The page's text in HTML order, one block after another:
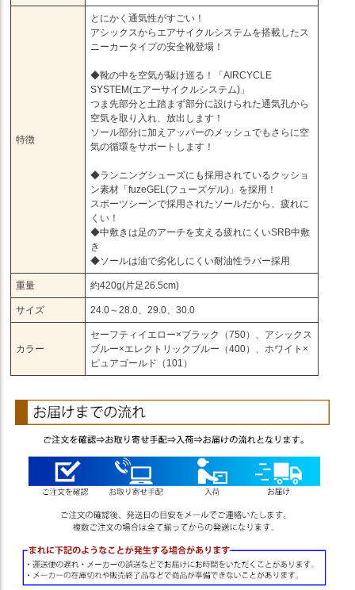
特徴
とにかく通気性がすごい！
アシックスからエアサイクルシステムを搭載したス
ニーカータイプの安全靴登場！
◆靴の中を空気が駆け巡る！「AIRCYCLE
SYSTEM(エアーサイクルシステム)」
つま先部分と土踏まず部分に設けられた通気孔から
空気を取り入れ、放出します！
ソール部分に加えアッパーのメッシュでもさらに空
気の循環をサポートします！
◆ランニングシューズにも採用されているクッショ
ン素材「fuzeGEL(フューズゲル)」を採用！
スポーツシーンで採用されたソールだから、疲れに
くい！
◆中敷きは足のアーチを支える疲れにくいSRB中敷
き
◆ソールは油で劣化しにくい耐油性ラバー採用
重量 約420g(片足26.5cm)
サイズ 24.0～28.0、29.0、30.0
カラー
セーフティイエロー×ブラック（750）、アシックス
ブルー×エレクトリックブルー（400）、ホワイト×
ピュアゴールド（101）